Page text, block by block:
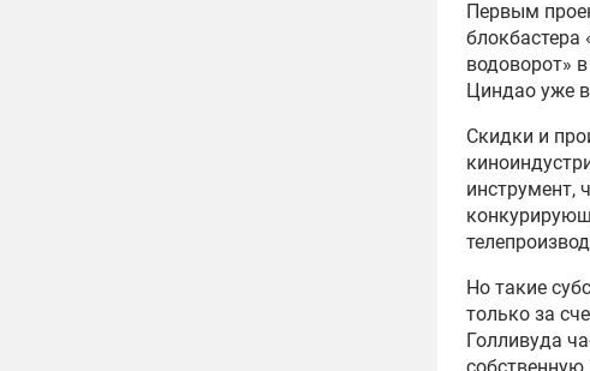
Первым
водоворот»
Циндао уже
Скидки и
инструмент,
Но такие
только за
Голливуда